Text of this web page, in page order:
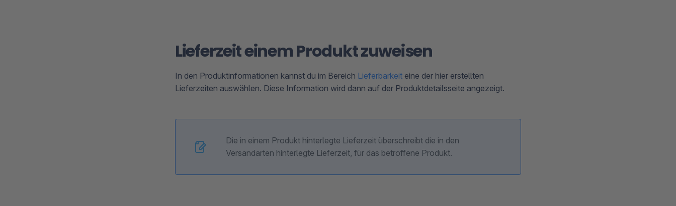
Lieferzeit einem Produkt zuweisen
In den Produktinformationen kannst du im Bereich Lieferbarkeit eine der hier erstellten
Lieferzeiten auswählen. Diese Information wird dann auf der Produktdetailsseite angezeigt.
Die in einem Produkt hinterlegte Lieferzeit überschreibt die in den
Versandarten hinterlegte Lieferzeit, für das betroffene Produkt.